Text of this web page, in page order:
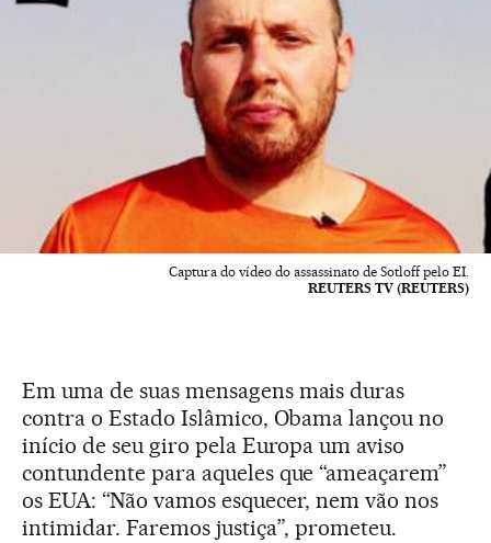
Captura do vídeo do assassinato de Sotloff pelo EI.
REUTERS TV (REUTERS)
Em uma de suas mensagens mais duras
contra o Estado Islâmico, Obama lançou no
início de seu giro pela Europa um aviso
contundente para aqueles que “ameaçarem”
os EUA: “Não vamos esquecer, nem vão nos
intimidar. Faremos justiça”, prometeu.